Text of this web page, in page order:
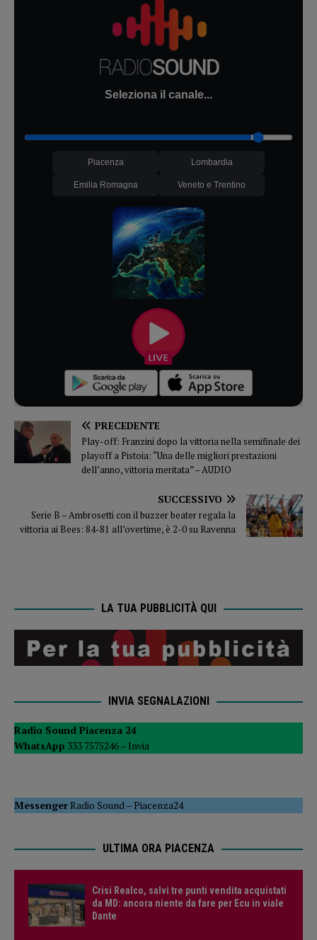
Seleziona il canale...
Piacenza Lombardia
Emilia Romagna Veneto e Trentino
PRECEDENTE
Play-off: Franzini dopo la vittoria nella semifinale dei
playoff a Pistoia: “Una delle migliori prestazioni
dell’anno, vittoria meritata” – AUDIO
SUCCESSIVO
Serie B – Ambrosetti con il buzzer beater regala la
vittoria ai Bees: 84-81 all’overtime, è 2-0 su Ravenna
LA TUA PUBBLICITÀ QUI
INVIA SEGNALAZIONI
Radio Sound Piacenza 24
WhatsApp 333 7575246 – Invia
MessengerRadio Sound –Piacenza24
ULTIMA ORA PIACENZA
Crisi Realco, salvi tre punti vendita acquistati
da MD: ancora niente da fare per Ecu in viale
Dante